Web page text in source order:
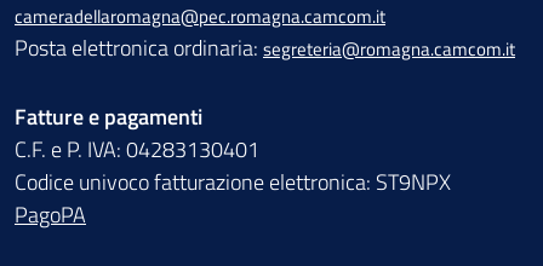
cameradellaromagna@pec.romagna.camcom.it
Posta elettronica ordinaria: segreteria@romagna.camcom.it
Fatture e pagamenti
C.F. e P. IVA: 04283130401
Codice univoco fatturazione elettronica: ST9NPX
PagoPA